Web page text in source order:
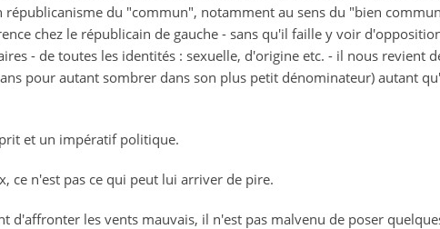
du "commun", notamment au sens du "bien
chez le républicain de gauche - sans qu'il faille y voir
- de toutes les identités : sexuelle, d'origine etc. - il nous revient
pour autant sombrer dans son plus petit dénominateur) autant
et un impératif politique.
ce n'est pas ce qui peut lui arriver de pire.
d'affronter les vents mauvais, il n'est pas malvenu de poser